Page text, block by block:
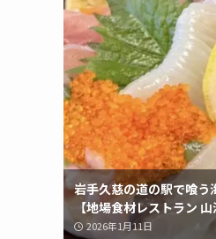
岩手久慈の道の駅で喰う
【地場食材レストラン 山
2026年1月11日